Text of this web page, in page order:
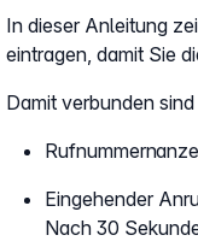
In dieser Anleitung
eintragen, damit Sie
Damit verbunden
Eingehender
Nach 30